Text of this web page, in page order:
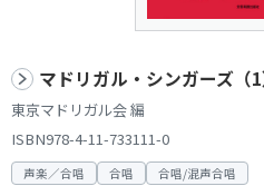
マドリガル・シンガーズ（1
東京マドリガル会 編
ISBN978-4-11-733111-0
声楽／合唱 合唱 合唱/混声合唱